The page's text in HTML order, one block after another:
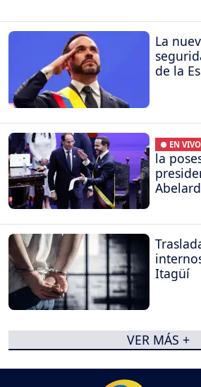
La
de la
● EN VIVO
la
Itagüí
VER MÁS +